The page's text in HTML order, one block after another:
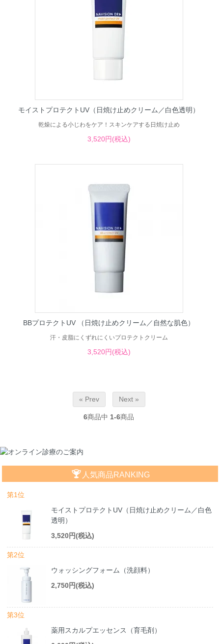
モイストプロテクトUV（日焼け止めクリーム／白色透明）
乾燥による小じわをケア！スキンケアする日焼け止め
3,520円(税込)
BBプロテクトUV （日焼け止めクリーム／自然な肌色）
汗・皮脂にくずれにくいプロテクトクリーム
3,520円(税込)
« Prev Next »
6商品中 1-6商品
人気商品RANKING
第1位
モイストプロテクトUV（日焼け止めクリーム／白色
透明）
3,520円(税込)
第2位
ウォッシングフォーム（洗顔料）
2,750円(税込)
第3位
薬用スカルプエッセンス（育毛剤）